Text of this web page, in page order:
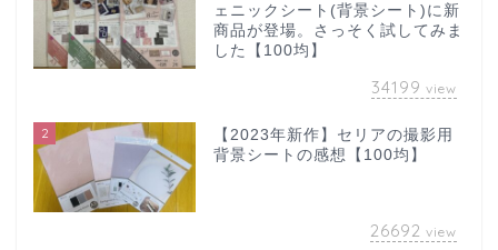
ェニックシート(背景シート)に新
商品が登場。さっそく試してみま
した【100均】
34199 view
2
【2023年新作】セリアの撮影用
背景シートの感想【100均】
26692 view